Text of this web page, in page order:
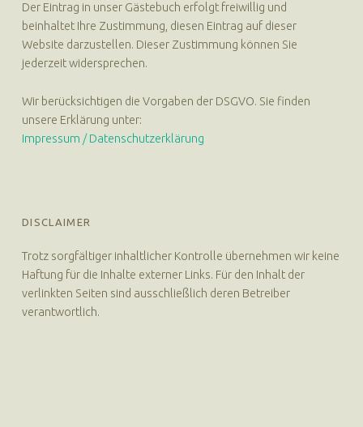
Der Eintrag in unser Gästebuch erfolgt freiwillig und
beinhaltet Ihre Zustimmung, diesen Eintrag auf dieser
Website darzustellen. Dieser Zustimmung können Sie
jederzeit widersprechen.
Wir berücksichtigen die Vorgaben der DSGVO. Sie finden
unsere Erklärung unter:
Impressum / Datenschutzerklärung
DISCLAIMER
Trotz sorgfältiger inhaltlicher Kontrolle übernehmen wir keine
Haftung für die Inhalte externer Links. Für den Inhalt der
verlinkten Seiten sind ausschließlich deren Betreiber
verantwortlich.